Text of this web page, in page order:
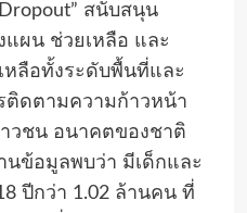
สนับสนุน
ผน ช่วยเหลือ และ
หลือทั้งระดับพื้นที่และ
ติดตามความก้าวหน้า
าวชน อนาคตของชาติ
นข้อมูลพบว่า มีเด็กและ
ปีกว่า 1.02 ล้านคน ที่